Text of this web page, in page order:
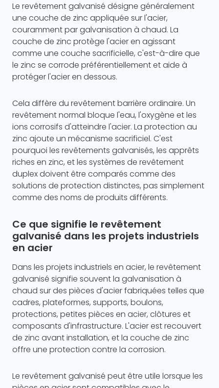
Le revêtement galvanisé désigne généralement
une couche de zinc appliquée sur l'acier,
couramment par galvanisation à chaud. La
couche de zinc protège l'acier en agissant
comme une couche sacrificielle, c'est-à-dire que
le zinc se corrode préférentiellement et aide à
protéger l'acier en dessous.
Cela diffère du revêtement barrière ordinaire. Un
revêtement normal bloque l'eau, l'oxygène et les
ions corrosifs d'atteindre l'acier. La protection au
zinc ajoute un mécanisme sacrificiel. C'est
pourquoi les revêtements galvanisés, les apprêts
riches en zinc, et les systèmes de revêtement
duplex doivent être comparés comme des
solutions de protection distinctes, pas simplement
comme des noms de produits différents.
Ce que signifie le revêtement
galvanisé dans les projets industriels
en acier
Dans les projets industriels en acier, le revêtement
galvanisé signifie souvent la galvanisation à
chaud sur des pièces d'acier fabriquées telles que
cadres, plateformes, supports, boulons,
protections, petites pièces en acier, clôtures et
composants d'infrastructure. L'acier est recouvert
de zinc avant installation, et la couche de zinc
offre une protection contre la corrosion.
Le revêtement galvanisé peut être utile lorsque les